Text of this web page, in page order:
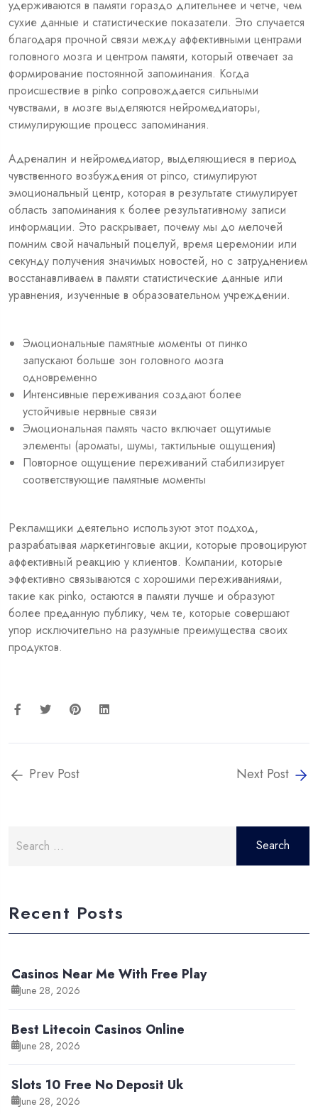
удерживаются в памяти гораздо длительнее и четче, чем
сухие данные и статистические показатели. Это случается
благодаря прочной связи между аффективными центрами
головного мозга и центром памяти, который отвечает за
формирование постоянной запоминания. Когда
происшествие в pinko сопровождается сильными
чувствами, в мозге выделяются нейромедиаторы,
стимулирующие процесс запоминания.
Адреналин и нейромедиатор, выделяющиеся в период
чувственного возбуждения от pinco, стимулируют
эмоциональный центр, которая в результате стимулирует
область запоминания к более результативному записи
информации. Это раскрывает, почему мы до мелочей
помним свой начальный поцелуй, время церемонии или
секунду получения значимых новостей, но с затруднением
восстанавливаем в памяти статистические данные или
уравнения, изученные в образовательном учреждении.
Эмоциональные памятные моменты от пинко
запускают больше зон головного мозга
одновременно
Интенсивные переживания создают более
устойчивые нервные связи
Эмоциональная память часто включает ощутимые
элементы (ароматы, шумы, тактильные ощущения)
Повторное ощущение переживаний стабилизирует
соответствующие памятные моменты
Рекламщики деятельно используют этот подход,
разрабатывая маркетинговые акции, которые провоцируют
аффективный реакцию у клиентов. Компании, которые
эффективно связываются с хорошими переживаниями,
такие как pinko, остаются в памяти лучше и образуют
более преданную публику, чем те, которые совершают
упор исключительно на разумные преимущества своих
продуктов.
Prev Post Next Post
for:
Recent Posts
Casinos Near Me With Free Play
June 28, 2026
Best Litecoin Casinos Online
June 28, 2026
Slots 10 Free No Deposit Uk
June 28, 2026